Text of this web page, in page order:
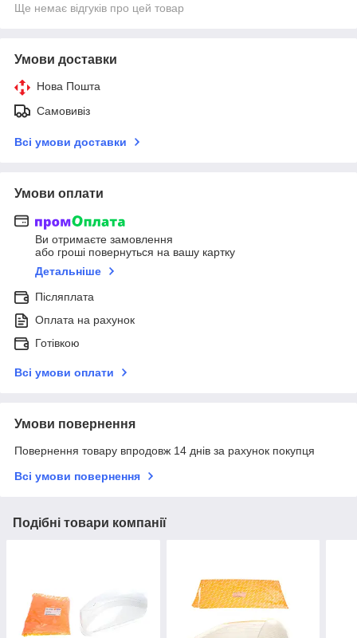
Ще немає відгуків про цей товар
Умови доставки
Нова Пошта
Самовивіз
Всі умови доставки
Умови оплати
Ви отримаєте замовлення
або гроші повернуться на вашу картку
Детальніше
Післяплата
Оплата на рахунок
Готівкою
Всі умови оплати
Умови повернення
Повернення товару впродовж 14 днів за рахунок покупця
Всі умови повернення
Подібні товари компанії